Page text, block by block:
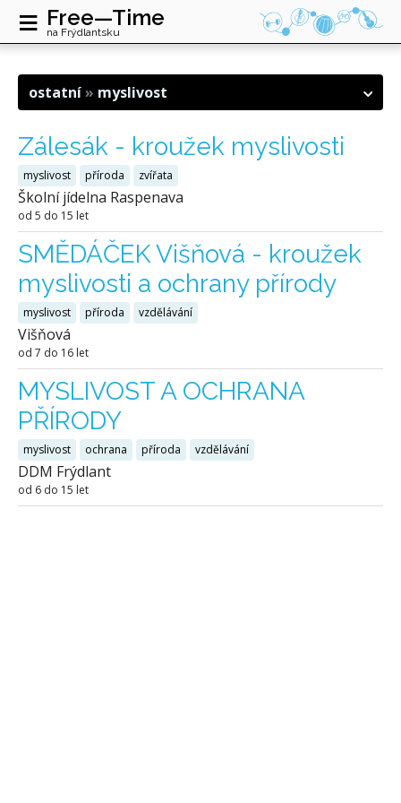
≡ Free—Time
na Frýdlantsku
ostatní myslivost
Zálesák - kroužek myslivosti
myslivost příroda zvířata
Školní jídelna Raspenava
od 5 do 15 let
SMĚDÁČEK Višňová - kroužek
myslivosti a ochrany přírody
myslivost příroda vzdělávání
Višňová
od 7 do 16 let
MYSLIVOST A OCHRANA
PŘÍRODY
myslivost ochrana příroda vzdělávání
DDM Frýdlant
od 6 do 15 let